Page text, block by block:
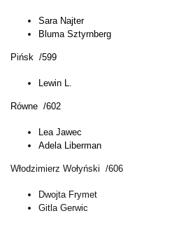
Sara Najter
Bluma Sztyrnberg
Pińsk /599
Lewin L.
Równe /602
Lea Jawec
Adela Liberman
Włodzimierz Wołyński /606
Dwojta Frymet
Gitla Gerwic